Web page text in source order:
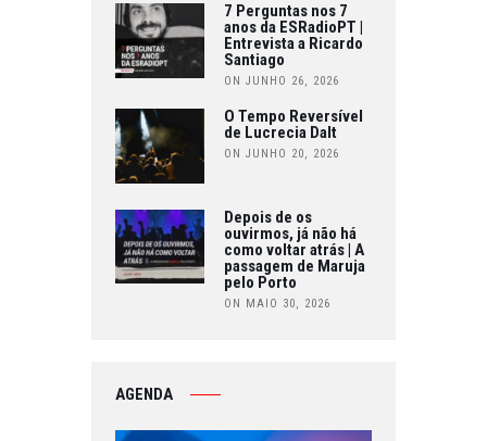
7 Perguntas nos 7
anos da ESRadioPT |
Entrevista a Ricardo
Santiago
ON JUNHO 26, 2026
O Tempo Reversível
de Lucrecia Dalt
ON JUNHO 20, 2026
Depois de os
ouvirmos, já não há
como voltar atrás | A
passagem de Maruja
pelo Porto
ON MAIO 30, 2026
AGENDA